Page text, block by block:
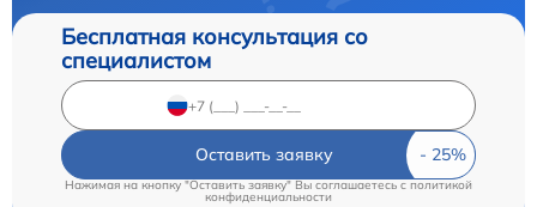
Бесплатная консультация со
специалистом
Оставить заявку
Нажимая на кнопку "Оставить заявку" Вы соглашаетесь cполитикой
конфиденциальности